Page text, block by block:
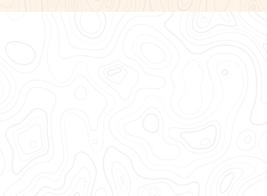
Zbrojenie Łodzi